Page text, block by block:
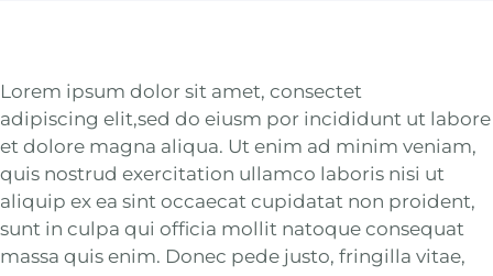
Lorem ipsum dolor sit amet, consectet
adipiscing elit,sed do eiusm por incididunt ut labore
et dolore magna aliqua. Ut enim ad minim veniam,
quis nostrud exercitation ullamco laboris nisi ut
aliquip ex ea sint occaecat cupidatat non proident,
sunt in culpa qui officia mollit natoque consequat
massa quis enim. Donec pede justo, fringilla vitae,